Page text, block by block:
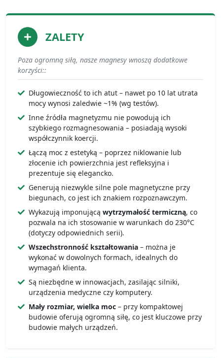
ZALETY
Poza ogromną siłą, nasze magnesy wnoszą dodatkowe
korzyści::
Długowieczność to ich atut – nawet po 10 lat utrata
mocy wynosi zaledwie ~1% (wg testów).
Inne źródła magnetyzmu nie powodują ich
szybkiego rozmagnesowania – posiadają wysoki
współczynnik koercji.
Łączą moc z estetyką – poprzez niklowanie lub
złocenie ich powierzchnia jest refleksyjna i
prezentuje się elegancko.
Generują niezwykle silne pole magnetyczne przy
biegunach, co jest ich znakiem rozpoznawczym.
Wykazują imponującą wytrzymałość termiczną, co
pozwala na ich stosowanie w warunkach do 230°C
(dotyczy odpowiednich serii).
Wszechstronność kształtowania – można je
wykonać w dowolnych formach, idealnych do
wymagań klienta.
Są niezbędne w innowacjach, zasilając silniki,
urządzenia medyczne czy komputery.
Mały rozmiar, wielka moc – przy kompaktowej
budowie oferują ogromną siłę, co jest kluczowe przy
budowie małych urządzeń.